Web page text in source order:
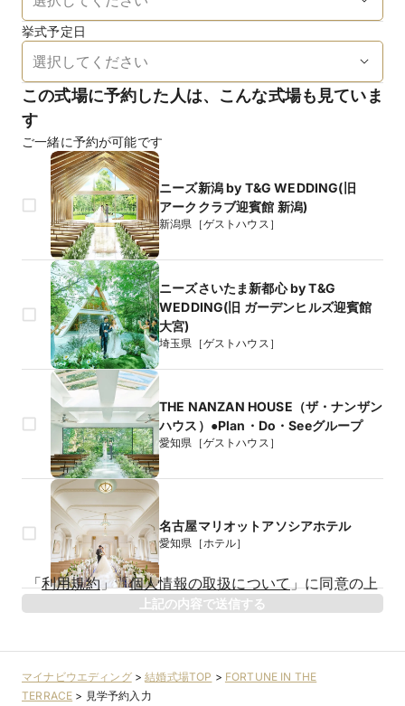
挙式予定日
この式場に予約した人は、こんな式場も見ていま
す
ご一緒に予約が可能です
ニーズ新潟 by T&G WEDDING(旧
アーククラブ迎賓館 新潟)
新潟県［ゲストハウス］
ニーズさいたま新都心 by T&G
WEDDING(旧 ガーデンヒルズ迎賓館
大宮)
埼玉県［ゲストハウス］
THE NANZAN HOUSE（ザ・ナンザン
ハウス）●Plan・Do・Seeグループ
愛知県［ゲストハウス］
名古屋マリオットアソシアホテル
愛知県［ホテル］
生年月日
年
「利用規約 」「個人情報の取扱について」に同意の上
上記の内容で送信する
マイナビウエディング>結婚式場TOP > FORTUNE IN THE
TERRACE > 見学予約入力